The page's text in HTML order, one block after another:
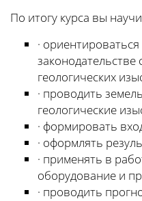
По итогу курса вы
·
геологических
· проводить
геологические
· формировать
· оформлять
· применять в
оборудование и
· проводить